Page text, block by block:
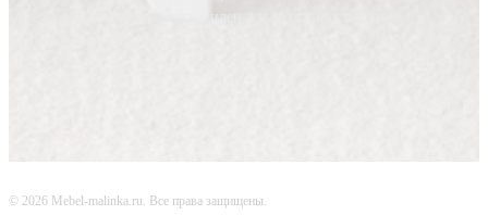
© 2026 Mebel-malinka.ru. Все права защищены.